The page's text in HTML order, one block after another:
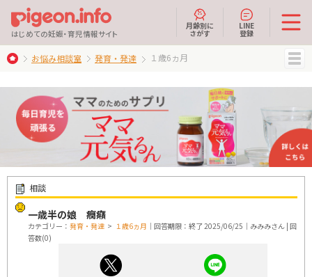
はじめての妊娠・育児情報サイト
月齢別に
さがす
LINE
登録
お悩み相談室 発育・発達 １歳6ヵ月
相談
一歳半の娘 癇癪
カテゴリー： 発育・発達 > １歳6ヵ月 ｜回答期限：終了 2025/06/25｜みみみさん | 回
答数(0)